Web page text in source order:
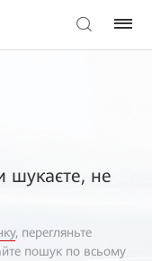
шукаєте, не
, перегляньте
пошук по всьому